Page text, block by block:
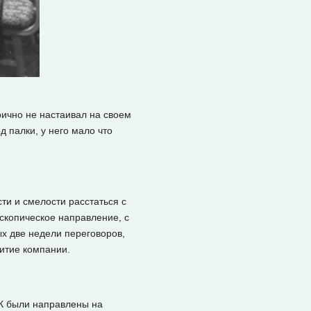
не настаивал на своем
палки, у него мало что
и смелости расстаться с
направление, с
две недели переговоров,
компании.
были направлены на